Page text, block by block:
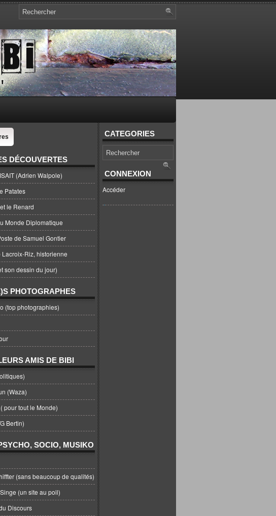
DÉCOUVERTES
(Adrien Walpole)
Patates
le Renard
Monde Diplomatique
de Samuel Gontier
Lacroix-Riz, historienne
son dessin du jour)
PHOTOGRAPHES
(top photographies)
AMIS DE BIBI
(Waza)
pour tout le Monde)
Bertin)
SOCIO, MUSIKO
(sans beaucoup de qualités)
(un site au poil)
Discours
CATEGORIES
CONNEXION
Accéder